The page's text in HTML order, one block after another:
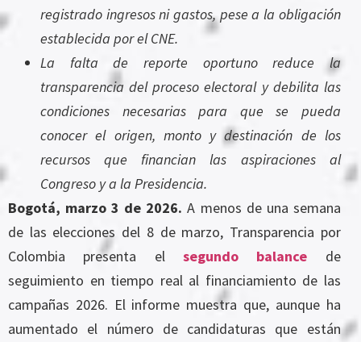
registrado ingresos ni gastos, pese a la obligación
establecida por el CNE.
La falta de reporte oportuno reduce la
transparencia del proceso electoral y debilita las
condiciones necesarias para que se pueda
conocer el origen, monto y destinación de los
recursos que financian las aspiraciones al
Congreso y a la Presidencia.
Bogotá, marzo 3 de 2026. A menos de una semana
de las elecciones del 8 de marzo, Transparencia por
Colombia presenta elsegundo balance de
seguimiento en tiempo real al financiamiento de las
campañas 2026. El informe muestra que, aunque ha
aumentado el número de candidaturas que están